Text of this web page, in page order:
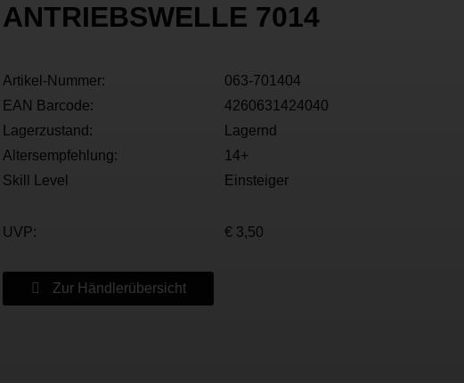
ANTRIEBSWELLE 7014
Artikel-Nummer:
063-701404
EAN Barcode:
4260631424040
Lagerzustand:
Lagernd
Altersempfehlung:
14+
Skill Level
Einsteiger
UVP: € 3,50
Zur Händlerübersicht